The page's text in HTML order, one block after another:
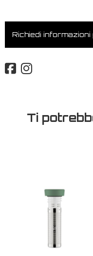
Richiedi
Ti